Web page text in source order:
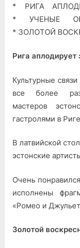
* РИГА
* УЧЕНЫЕ
* ЗОЛОТОЙ
Рига аплодирует
Культурные
все более
мастеров
гастролями в
В латвийской
эстонские
Очень
исполнены
«Ромео и
Золотой